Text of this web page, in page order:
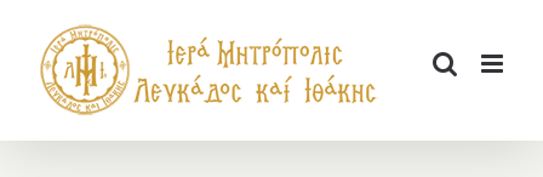
περιεχόμενο